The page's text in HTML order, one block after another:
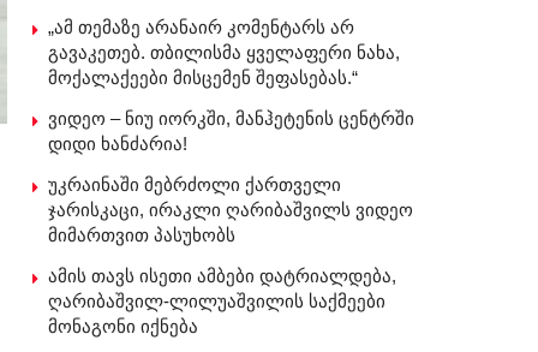
„ამ თემაზე არანაირ კომენტარს არ
გავაკეთებ. თბილისმა ყველაფერი ნახა,
მოქალაქეები მისცემენ შეფასებას.“
ვიდეო – ნიუ იორკში, მანჰეტენის ცენტრში
დიდი ხანძარია!
უკრაინაში მებრძოლი ქართველი
ჯარისკაცი, ირაკლი ღარიბაშვილს ვიდეო
მიმართვით პასუხობს
ამის თავს ისეთი ამბები დატრიალდება,
ღარიბაშვილ-ლილუაშვილის საქმეები
მონაგონი იქნება